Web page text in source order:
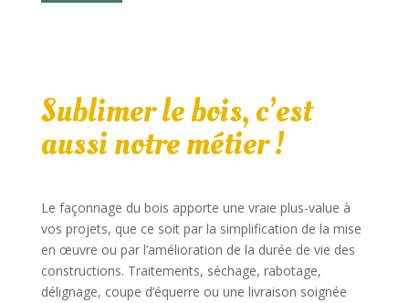
Sublimer le bois, c’est
aussi notre métier !
Le façonnage du bois apporte une vraie plus-value à
vos projets, que ce soit par la simplification de la mise
en œuvre ou par l’amélioration de la durée de vie des
constructions. Traitements, séchage, rabotage,
délignage, coupe d’équerre ou une livraison soignée